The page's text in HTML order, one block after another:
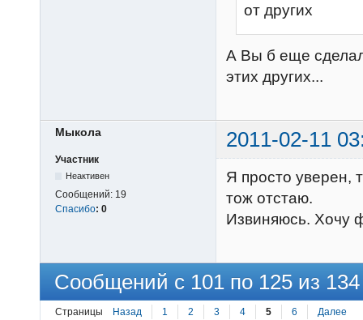
от других
А Вы б еще
этих других...
Мыкола 2011-02-11
Участник
Неактивен
Сообщений: 19
Спасибо: 0
Я просто уверен,
тож отстаю.
Извиняюсь. Хочу
Сообщений с 101 по 125 из 134
Страницы Назад 1 2 3 4 5 6 Далее